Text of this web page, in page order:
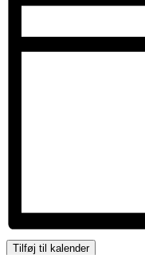
Tilføj til kalender